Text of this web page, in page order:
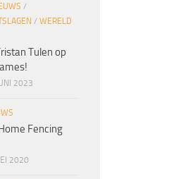
/
/ WERELD
Tulen op
2023
Fencing
2020